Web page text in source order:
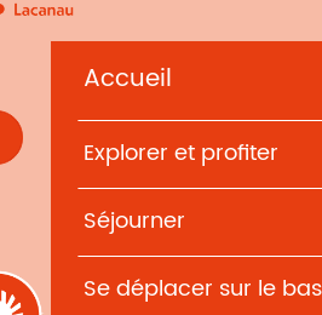
Accueil
Explorer et profiter
Séjourner
Se déplacer sur le